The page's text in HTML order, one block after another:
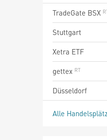
TradeGate BSX
Stuttgart
Xetra ETF
gettex
Düsseldorf
Alle